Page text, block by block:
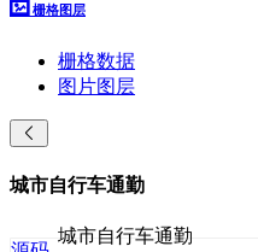
栅格图层
栅格数据
图片图层
城市自行车通勤
城市自行车通勤